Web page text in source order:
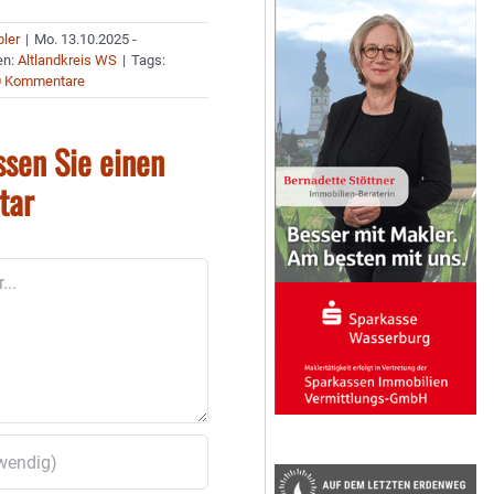
| Mo. 13.10.2025 -
Altlandkreis WS | Tags:
Kommentare
Sie einen